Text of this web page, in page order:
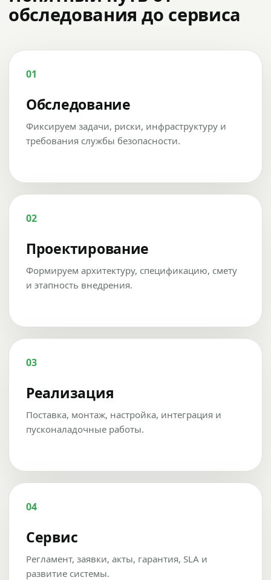
обследования до сервиса
01
Обследование
Фиксируем задачи, риски, инфраструктуру и
требования службы безопасности.
02
Проектирование
Формируем архитектуру, спецификацию, смету
и этапность внедрения.
03
Реализация
Поставка, монтаж, настройка, интеграция и
пусконаладочные работы.
04
Сервис
Регламент, заявки, акты, гарантия, SLA и
развитие системы.